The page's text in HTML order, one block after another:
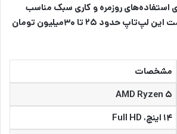
استفاده‌های روزمره و کاری سبک مناسب
باشد. در حال حاضر قیمت این لپ‌تاپ حدود ۲۵ تا ۳۰میلیون تومان
مشخصات
AMD Ryzen ۵
۱۴ اینچ، Full HD